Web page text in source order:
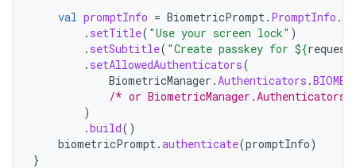
val promptInfo = BiometricPrompt. PromptInfo .
. setTitle( "Use your screen lock" )
. setSubtitle( "Create passkey for ${request
. setAllowedAuthenticators(
BiometricManager .Authenticators .
/* or
)
.build()
biometricPrompt.authenticate(promptInfo)
}